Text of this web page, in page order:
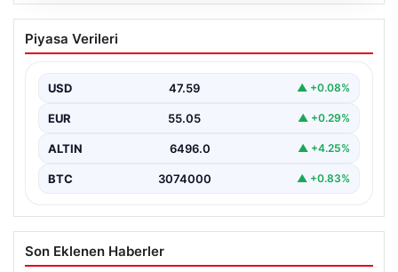
Türk Hava Kuvvetleri’nde Tarih Yazan
Kadınlar: Özlem Karapınar ve Alper
Türkiye'nin savunma ve askeri tarihine yeni bir sayfa
Piyasa Verileri
USD 47.59 ▲ +0.08%
EUR 55.05 ▲ +0.29%
ALTIN 6496.0 ▲ +4.25%
BTC 3074000 ▲ +0.83%
Son Eklenen Haberler